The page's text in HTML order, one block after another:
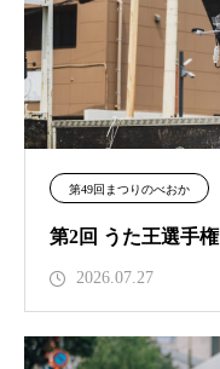
第49回まつりのべおか
第2回 うた王選手権
2026.07.27